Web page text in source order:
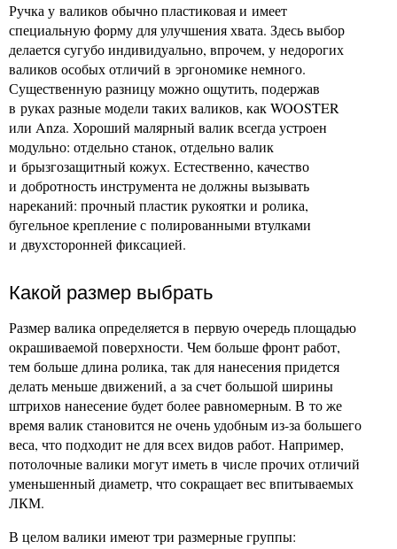
Ручка у валиков обычно пластиковая и имеет
специальную форму для улучшения хвата. Здесь выбор
делается сугубо индивидуально, впрочем, у недорогих
валиков особых отличий в эргономике немного.
Существенную разницу можно ощутить, подержав
в руках разные модели таких валиков, как WOOSTER
или Anza. Хороший малярный валик всегда устроен
модульно: отдельно станок, отдельно валик
и брызгозащитный кожух. Естественно, качество
и добротность инструмента не должны вызывать
нареканий: прочный пластик рукоятки и ролика,
бугельное крепление с полированными втулками
и двухсторонней фиксацией.
Какой размер выбрать
Размер валика определяется в первую очередь площадью
окрашиваемой поверхности. Чем больше фронт работ,
тем больше длина ролика, так для нанесения придется
делать меньше движений, а за счет большой ширины
штрихов нанесение будет более равномерным. В то же
время валик становится не очень удобным из-за большего
веса, что подходит не для всех видов работ. Например,
потолочные валики могут иметь в числе прочих отличий
уменьшенный диаметр, что сокращает вес впитываемых
ЛКМ.
В целом валики имеют три размерные группы: